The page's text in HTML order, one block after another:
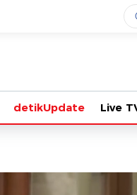
detikUpdate Live